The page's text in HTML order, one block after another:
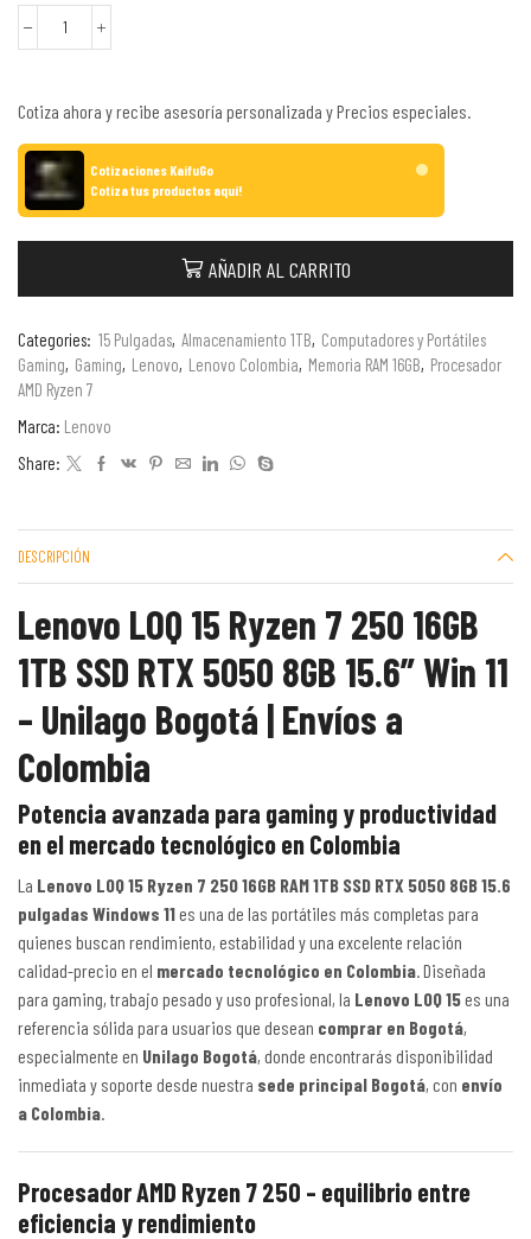
Cotiza ahora y recibe asesoría personalizada y Precios especiales.
Cotizaciones KaifuGo
Cotiza tus productos aquí!
AÑADIR AL CARRITO
Categories: 15 Pulgadas, Almacenamiento 1TB, Computadores y Portátiles
Gaming, Gaming, Lenovo, Lenovo Colombia, Memoria RAM 16GB, Procesador
AMD Ryzen 7
Marca: Lenovo
Share:
DESCRIPCIÓN
Lenovo LOQ 15 Ryzen 7 250 16GB
1TB SSD RTX 5050 8GB 15.6” Win 11
– Unilago Bogotá | Envíos a
Colombia
Potencia avanzada para gaming y productividad
en el mercado tecnológico en Colombia
La Lenovo LOQ 15 Ryzen 7 250 16GB RAM 1TB SSD RTX 5050 8GB 15.6
pulgadas Windows 11es una de las portátiles más completas para
quienes buscan rendimiento, estabilidad y una excelente relación
calidad-precio en el mercado tecnológico en Colombia . Diseñada
para gaming, trabajo pesado y uso profesional, la Lenovo LOQ 15es una
referencia sólida para usuarios que desean comprar en Bogotá,
especialmente en Unilago Bogotá, donde encontrarás disponibilidad
inmediata y soporte desde nuestra sede principal Bogotá, con envío
a Colombia
Procesador AMD Ryzen 7 250 – equilibrio entre
eficiencia y rendimiento